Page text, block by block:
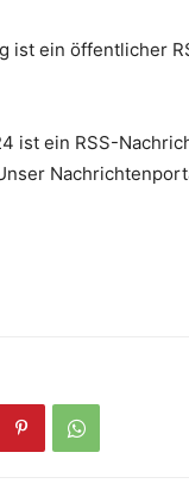
ist ein öffentlicher
ist ein RSS-